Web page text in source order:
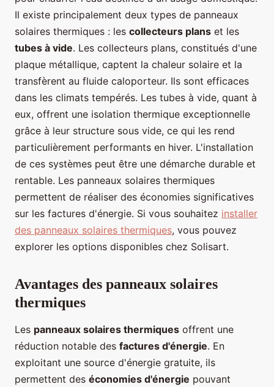
Il existe principalement deux types de panneaux
solaires thermiques : les collecteurs plans et les
tubes à vide. Les collecteurs plans, constitués d'une
plaque métallique, captent la chaleur solaire et la
transfèrent au fluide caloporteur. Ils sont efficaces
dans les climats tempérés. Les tubes à vide, quant à
eux, offrent une isolation thermique exceptionnelle
grâce à leur structure sous vide, ce qui les rend
particulièrement performants en hiver. L'installation
de ces systèmes peut être une démarche durable et
rentable. Les panneaux solaires thermiques
permettent de réaliser des économies significatives
sur les factures d'énergie. Si vous souhaitez installer
des panneaux solaires thermiques, vous pouvez
explorer les options disponibles chez Solisart.
Avantages des panneaux solaires
thermiques
Les panneaux solaires thermiques offrent une
réduction notable des factures d'énergie. En
exploitant une source d'énergie gratuite, ils
permettent des économies d'énergie pouvant